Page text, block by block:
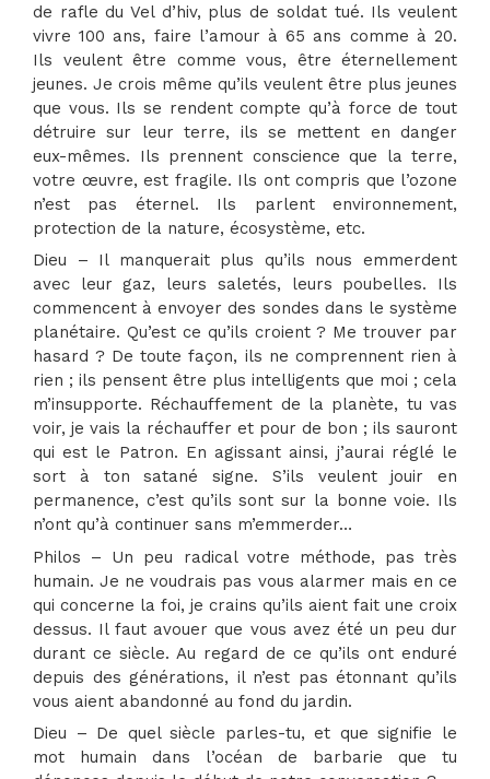
de rafle du Vel d’hiv, plus de soldat tué. Ils veulent
vivre 100 ans, faire l’amour à 65 ans comme à 20.
Ils veulent être comme vous, être éternellement
jeunes. Je crois même qu’ils veulent être plus jeunes
que vous. Ils se rendent compte qu’à force de tout
détruire sur leur terre, ils se mettent en danger
eux-mêmes. Ils prennent conscience que la terre,
votre œuvre, est fragile. Ils ont compris que l’ozone
n’est pas éternel. Ils parlent environnement,
protection de la nature, écosystème, etc.
Dieu – Il manquerait plus qu’ils nous emmerdent
avec leur gaz, leurs saletés, leurs poubelles. Ils
commencent à envoyer des sondes dans le système
planétaire. Qu’est ce qu’ils croient ? Me trouver par
hasard ? De toute façon, ils ne comprennent rien à
rien ; ils pensent être plus intelligents que moi ; cela
m’insupporte. Réchauffement de la planète, tu vas
voir, je vais la réchauffer et pour de bon ; ils sauront
qui est le Patron. En agissant ainsi, j’aurai réglé le
sort à ton satané signe. S’ils veulent jouir en
permanence, c’est qu’ils sont sur la bonne voie. Ils
n’ont qu’à continuer sans m’emmerder…
Philos – Un peu radical votre méthode, pas très
humain. Je ne voudrais pas vous alarmer mais en ce
qui concerne la foi, je crains qu’ils aient fait une croix
dessus. Il faut avouer que vous avez été un peu dur
durant ce siècle. Au regard de ce qu’ils ont enduré
depuis des générations, il n’est pas étonnant qu’ils
vous aient abandonné au fond du jardin.
Dieu – De quel siècle parles-tu, et que signifie le
mot humain dans l’océan de barbarie que tu